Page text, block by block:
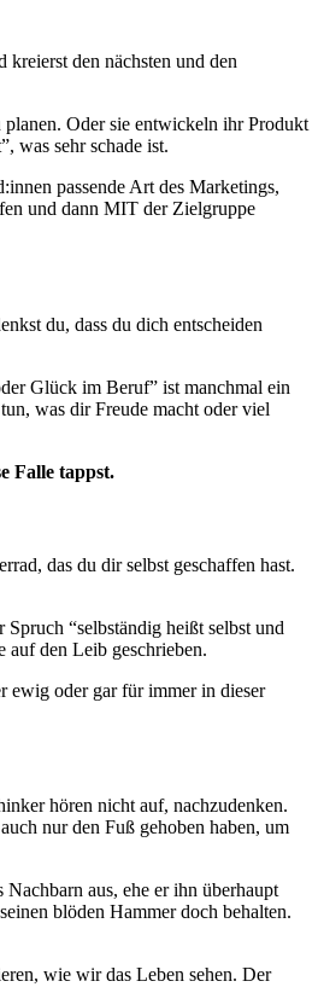
den nächsten und den
Oder sie entwickeln ihr Produkt
was sehr schade ist.
passende Art des Marketings,
und dann MIT der Zielgruppe
du, dass du dich entscheiden
Glück im Beruf” ist manchmal ein
was dir Freude macht oder viel
Falle tappst.
das du dir selbst geschaffen hast.
“selbständig heißt selbst und
auf den Leib geschrieben.
ewig oder gar für immer in dieser
hören nicht auf, nachzudenken.
nur den Fuß gehoben haben, um
aus, ehe er ihn überhaupt
blöden Hammer doch behalten.
wie wir das Leben sehen. Der